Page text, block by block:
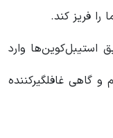
فریز کند.
استیبل‌کوین‌ها وارد
و گاهی غافلگیرکننده